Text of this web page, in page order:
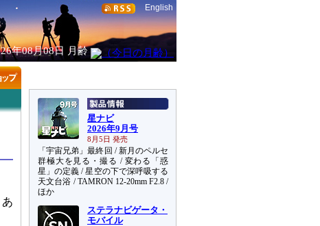
English
年08月08日 月齢
星ナビ
2026年9月号
8月5日 発売
「宇宙兄弟」最終回 / 新月のペルセ
群極大を見る・撮る / 変わる「惑
星」の定義 / 星空の下で深呼吸する
天文台浴 / TAMRON 12-20mm F2.8 /
ほか
ステラナビゲータ・
モバイル